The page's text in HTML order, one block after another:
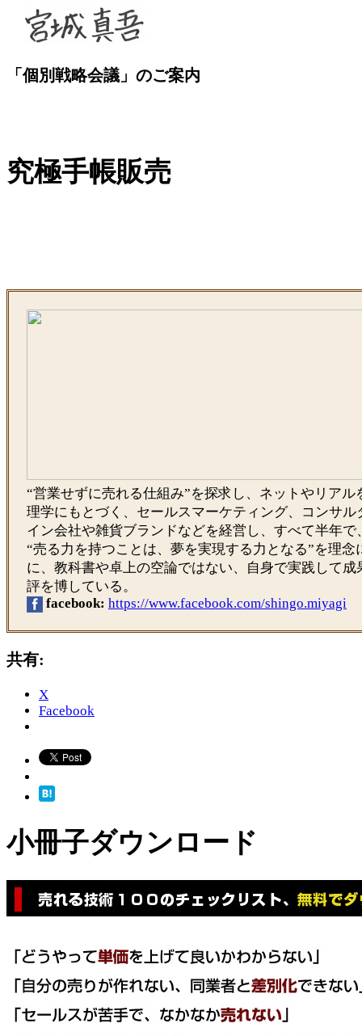
「個別戦略会議」のご案内
究極手帳販売
“営業せずに売れる仕組み”を探求し、ネットやリア
理学にもとづく、セールスマーケティング、コンサ
イン会社や雑貨ブランドなどを経営し、すべて半年
“売る力を持つことは、夢を実現する力となる”を理
に、教科書や卓上の空論ではない、自身で実践して
評を博している。
facebook: https://www.facebook.com/shingo.miyagi
共有:
X
Facebook
小冊子ダウンロード